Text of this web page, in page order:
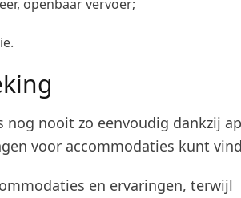
openbaar vervoer;
nog nooit zo eenvoudig dankzij
voor accommodaties kunt
en ervaringen, terwijl